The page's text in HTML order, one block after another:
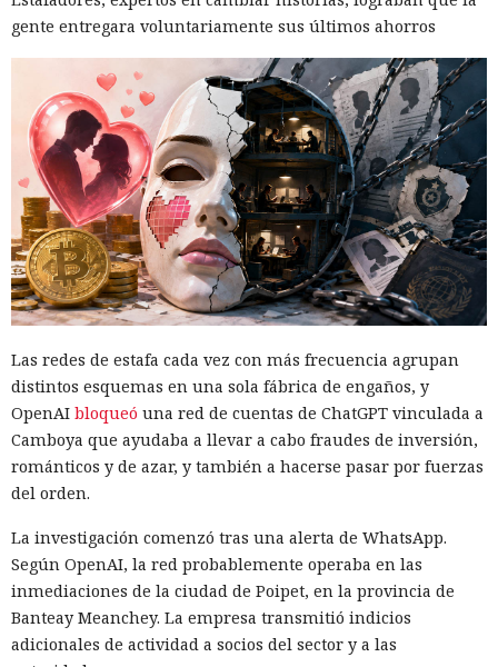
gente entregara voluntariamente sus últimos ahorros
Las redes de estafa cada vez con más frecuencia agrupan
distintos esquemas en una sola fábrica de engaños, y
OpenAI bloqueó una red de cuentas de ChatGPT vinculada a
Camboya que ayudaba a llevar a cabo fraudes de inversión,
románticos y de azar, y también a hacerse pasar por fuerzas
del orden.
La investigación comenzó tras una alerta de WhatsApp.
Según OpenAI, la red probablemente operaba en las
inmediaciones de la ciudad de Poipet, en la provincia de
Banteay Meanchey. La empresa transmitió indicios
adicionales de actividad a socios del sector y a las